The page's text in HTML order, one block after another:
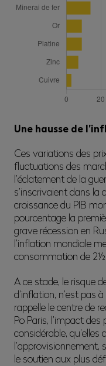
Une hausse de
Ces variations des
fluctuations des
l’éclatement de la
s’inscrivaient dans la
croissance du PIB
pourcentage la
grave récession en
l’inflation mondiale
consommation de
A ce stade, le risque
d’inflation, n’est pas
rappelle le centre de
Po Paris, l’impact
considérable, qu’elles
l’approvisionnement,
le soutien aux plus